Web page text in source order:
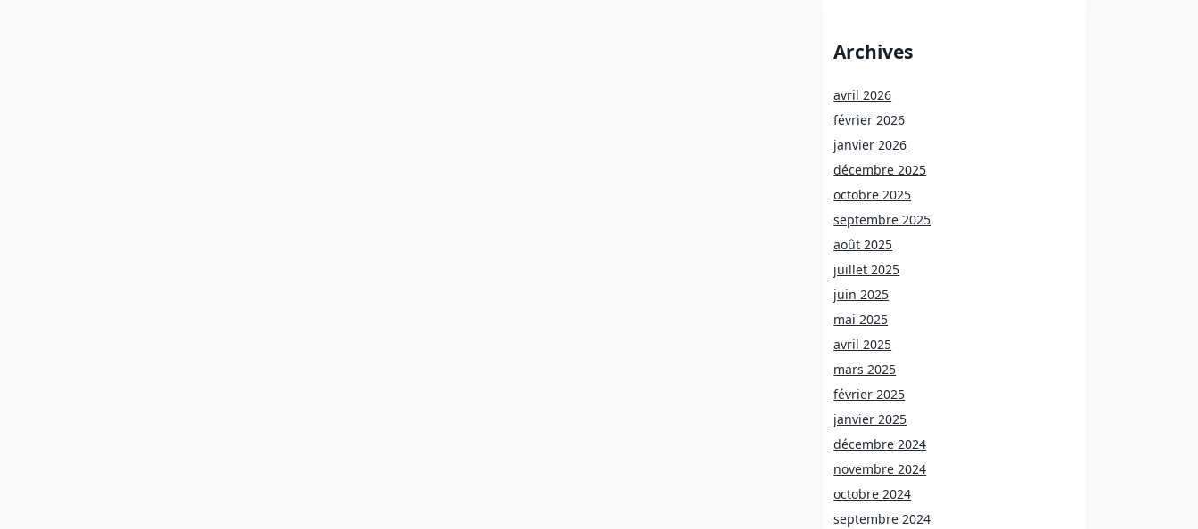
Archives
avril 2026
février 2026
janvier 2026
décembre 2025
octobre 2025
septembre 2025
août 2025
juillet 2025
juin 2025
mai 2025
avril 2025
mars 2025
février 2025
janvier 2025
décembre 2024
novembre 2024
octobre 2024
septembre 2024